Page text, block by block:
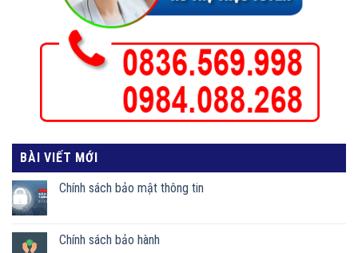
BÀI VIẾT MỚI
Chính sách bảo mật thông tin
Chính sách bảo hành